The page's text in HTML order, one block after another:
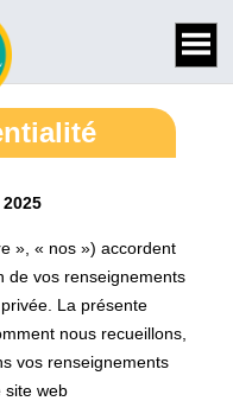
», « nos ») accordent
de vos renseignements
La présente
nous recueillons,
vos renseignements
site web